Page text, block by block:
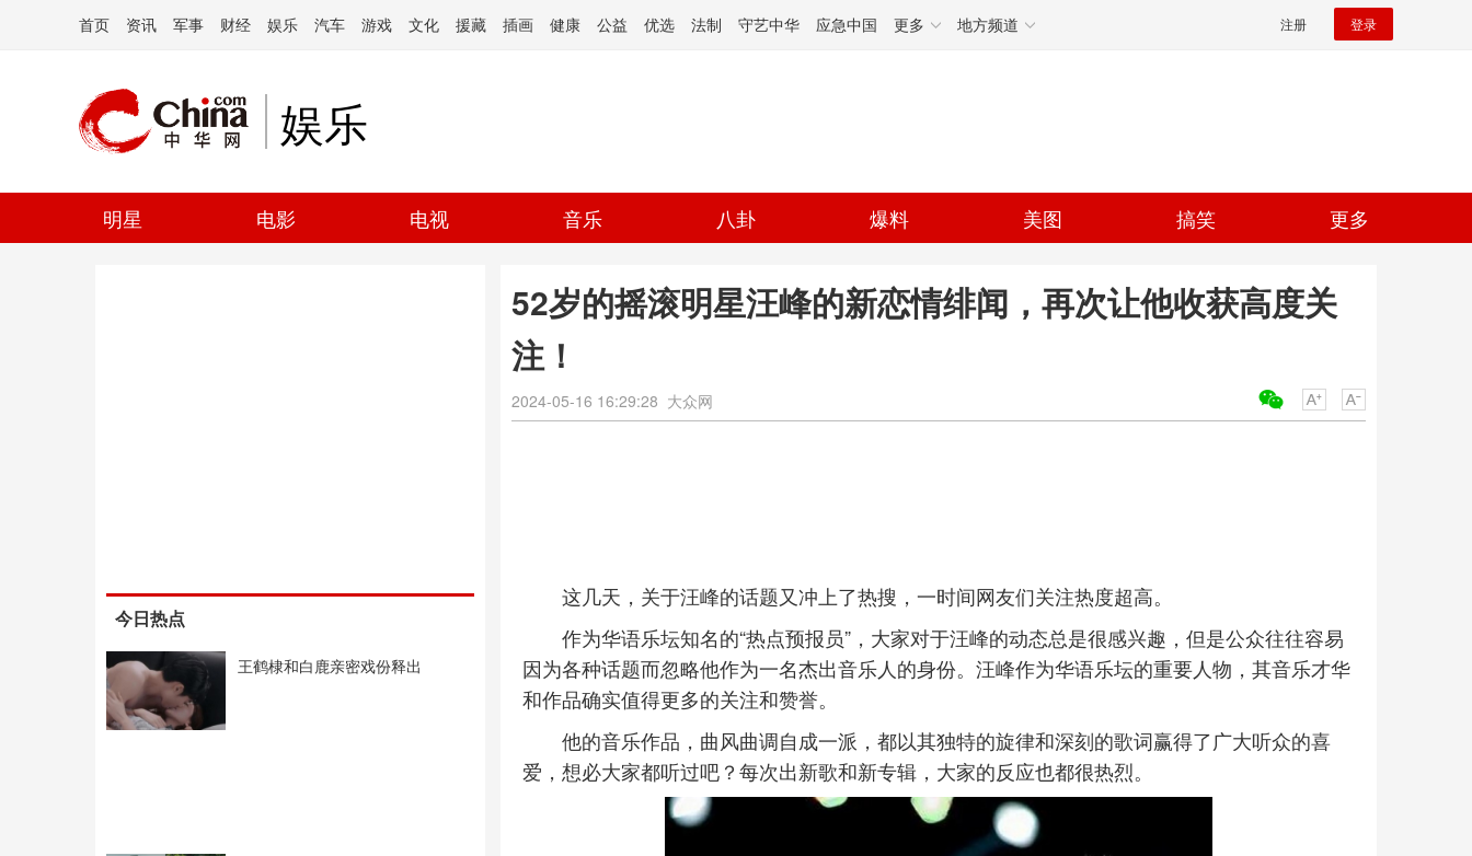
首页 资讯 军事 财经 娱乐 汽车 游戏 文化 援藏 插画 健康 公益 优选 法制 守艺中华 应急中国 更多 地方频道 注册 登录
娱乐
明星 电影 电视 音乐 八卦 爆料 美图 搞笑 更多
今日热点
王鹤棣和白鹿亲密戏份释出
52岁的摇滚明星汪峰的新恋情绯闻，再次让他收获高度关
注！
2024-05-16 16:29:28 大众网
这几天，关于汪峰的话题又冲上了热搜，一时间网友们关注热度超高。
作为华语乐坛知名的“热点预报员”，大家对于汪峰的动态总是很感兴趣，但是公众往往容易
因为各种话题而忽略他作为一名杰出音乐人的身份。汪峰作为华语乐坛的重要人物，其音乐才华
和作品确实值得更多的关注和赞誉。
他的音乐作品，曲风曲调自成一派，都以其独特的旋律和深刻的歌词赢得了广大听众的喜
爱，想必大家都听过吧？每次出新歌和新专辑，大家的反应也都很热烈。